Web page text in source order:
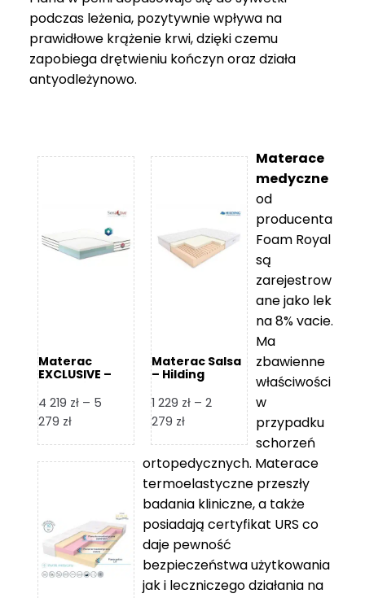
podczas leżenia, pozytywnie wpływa na
prawidłowe krążenie krwi, dzięki czemu
zapobiega drętwieniu kończyn oraz działa
antyodleżynowo.
Materac
EXCLUSIVE –
4 219 zł – 5
279 złZakres
od
5
279 zł
Materac Salsa
– Hilding
1 229 zł – 2
279 złZakres
od
1
229 zł
2
279 zł
Materace
medyczne
od
producenta
Foam Royal
są
zarejestrow
ane jako lek
na 8% vacie.
Ma
zbawienne
właściwości
w
przypadku
schorzeń
ortopedycznych. Materace
termoelastyczne przeszły
badania kliniczne, a także
posiadają certyfikat URS co
daje pewność
bezpieczeństwa użytkowania
jak i leczniczego działania na